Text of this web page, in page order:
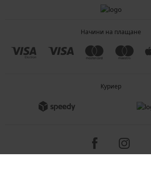
Начини на плащане
Куриер